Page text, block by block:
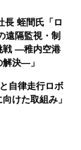
長 蛭間氏「ロ
遠隔監視・制
戦 ―稚内空港
決―」
自律走行ロボ
けた取組み」